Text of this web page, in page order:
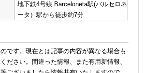
地下鉄4号線 Barceloneta駅(バルセロネ
ータ）駅から徒歩約7分
です。現在とは記事の内容が異なる場合も
ださい。間違った情報、また有用新情報、